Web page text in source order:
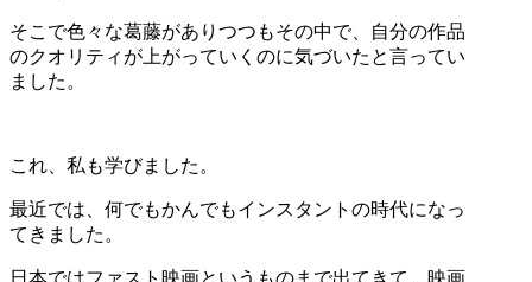
そこで色々な葛藤がありつつもその中で、自分の作品
のクオリティが上がっていくのに気づいたと言ってい
ました。
これ、私も学びました。
最近では、何でもかんでもインスタントの時代になっ
てきました。